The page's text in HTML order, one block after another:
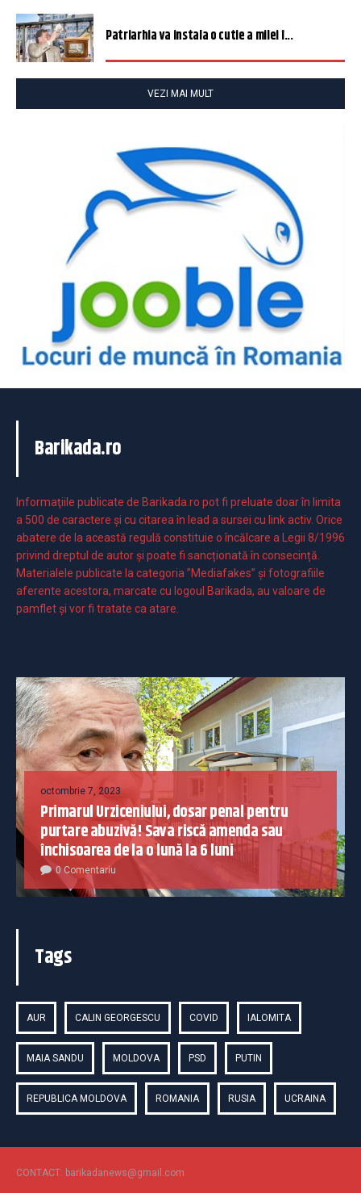
Patriarhia va instala o cutie a milei î...
VEZI MAI MULT
Barikada.ro
Informaţiile publicate de Barikada.ro pot fi preluate doar în limita
a 500 de caractere şi cu citarea în lead a sursei cu link activ. Orice
abatere de la această regulă constituie o încălcare a Legii 8/1996
privind dreptul de autor și poate fi sancționată în consecință.
Materialele publicate la categoria ”Mediafakes” și fotografiile
aferente acestora, marcate cu logoul Barikada, au valoare de
pamflet și vor fi tratate ca atare.
octombrie 7, 2023
Primarul Urziceniului, dosar penal pentru
purtare abuzivă! Sava riscă amenda sau
închisoarea de la o lună la 6 luni
0 Comentariu
Tags
AUR CALIN GEORGESCU COVID IALOMITA
MAIA SANDU MOLDOVA PSD PUTIN
REPUBLICA MOLDOVA ROMANIA RUSIA UCRAINA
CONTACT: barikadanews@gmail.com